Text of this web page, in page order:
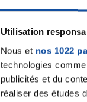
Utilisation
Nous et nos 1022
technologies
publicités et du
réaliser des études